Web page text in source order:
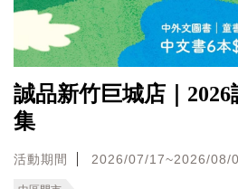
誠品新竹巨城店｜
集
活動期間 2026/07/17~2026/08/